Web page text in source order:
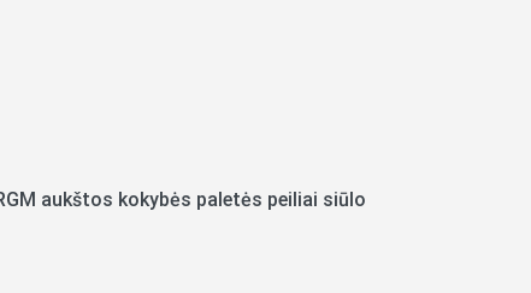
aukštos kokybės paletės peiliai siūlo